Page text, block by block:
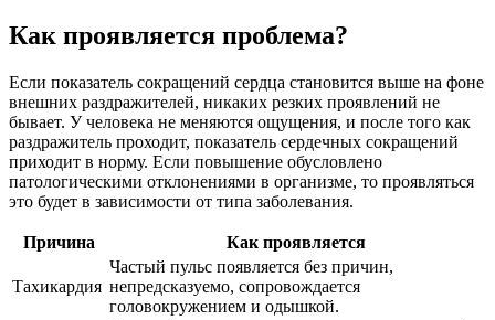
Как проявляется проблема?
Если показатель сокращений сердца становится выше на фоне
внешних раздражителей, никаких резких проявлений не
бывает. У человека не меняются ощущения, и после того как
раздражитель проходит, показатель сердечных сокращений
приходит в норму. Если повышение обусловлено
патологическими отклонениями в организме, то проявляться
это будет в зависимости от типа заболевания.
Причина Как проявляется
Тахикардия
Частый пульс появляется без причин,
непредсказуемо, сопровождается
головокружением и одышкой.